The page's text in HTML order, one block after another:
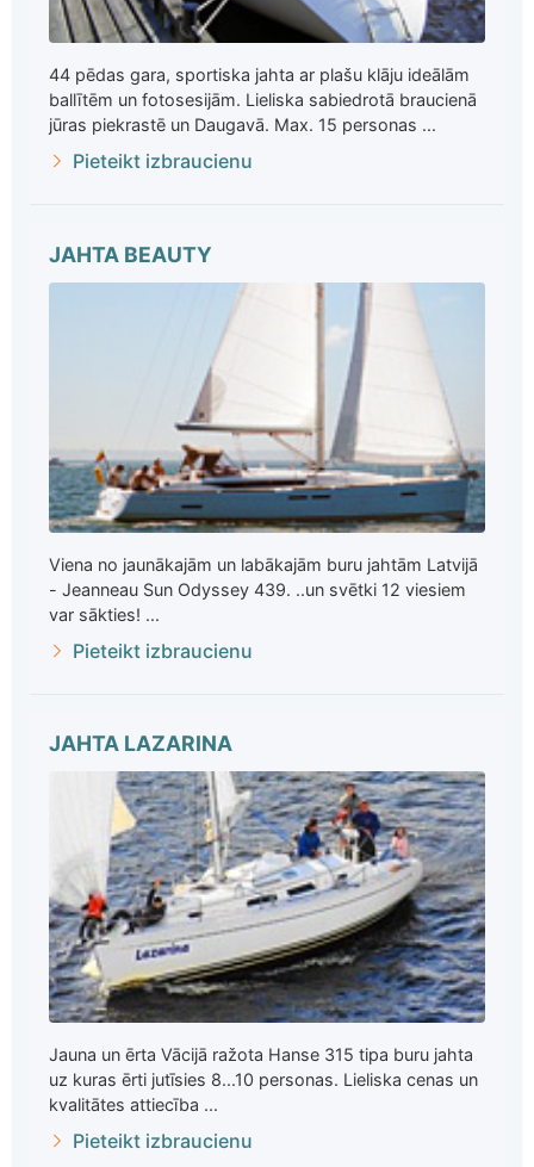
44 pēdas gara, sportiska jahta ar plašu klāju ideālām
ballītēm un fotosesijām. Lieliska sabiedrotā braucienā
jūras piekrastē un Daugavā. Max. 15 personas ...
Pieteikt izbraucienu
JAHTA BEAUTY
Viena no jaunākajām un labākajām buru jahtām Latvijā
- Jeanneau Sun Odyssey 439. ..un svētki 12 viesiem
var sākties! ...
Pieteikt izbraucienu
JAHTA LAZARINA
Jauna un ērta Vācijā ražota Hanse 315 tipa buru jahta
uz kuras ērti jutīsies 8...10 personas. Lieliska cenas un
kvalitātes attiecība ...
Pieteikt izbraucienu